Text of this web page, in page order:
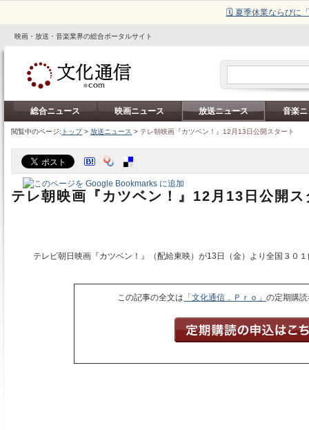
🗓️ 夏季休業ならびに
映画・放送・音楽業界の総合ポータルサイト
総合ニュース 映画ニュース 放送ニュース 音楽
閲覧中のページ: トップ> 放送ニュース > テレ朝映画『カツベン！』12月13日公開スタート
テレ朝映画『カツベン！』12月13日公開ス
テレビ朝日映画『カツベン！』（配給東映）が13日（金）より全国３０
この記事の全文は 「文化通信．Ｐｒｏ」の定期購